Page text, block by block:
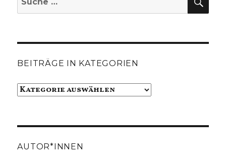
nach:
BEITRÄGE IN KATEGORIEN
Beiträge
AUTOR*INNEN